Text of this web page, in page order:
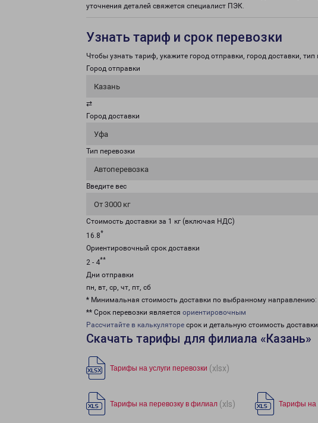
уточнения деталей свяжется специалист ПЭК.
Узнать тариф и срок перевозки
Чтобы узнать тариф, укажите город отправки, город доставки, тип
Город отправки
Казань
⇄
Город доставки
Уфа
Тип перевозки
Автоперевозка
Введите вес
От 3000 кг
Стоимость доставки за 1 кг (включая НДС)
16.8*
Ориентировочный срок доставки
2 - 4**
Дни отправки
пн, вт, ср, чт, пт, сб
* Минимальная стоимость доставки по выбранному направлению:
** Срок перевозки является ориентировочным
Рассчитайте в калькуляторе срок и детальную стоимость
Скачать тарифы для филиала «Казань»
Тарифы на услуги перевозки (xlsx)
Тарифы на перевозку в филиал (xls) Тарифы на